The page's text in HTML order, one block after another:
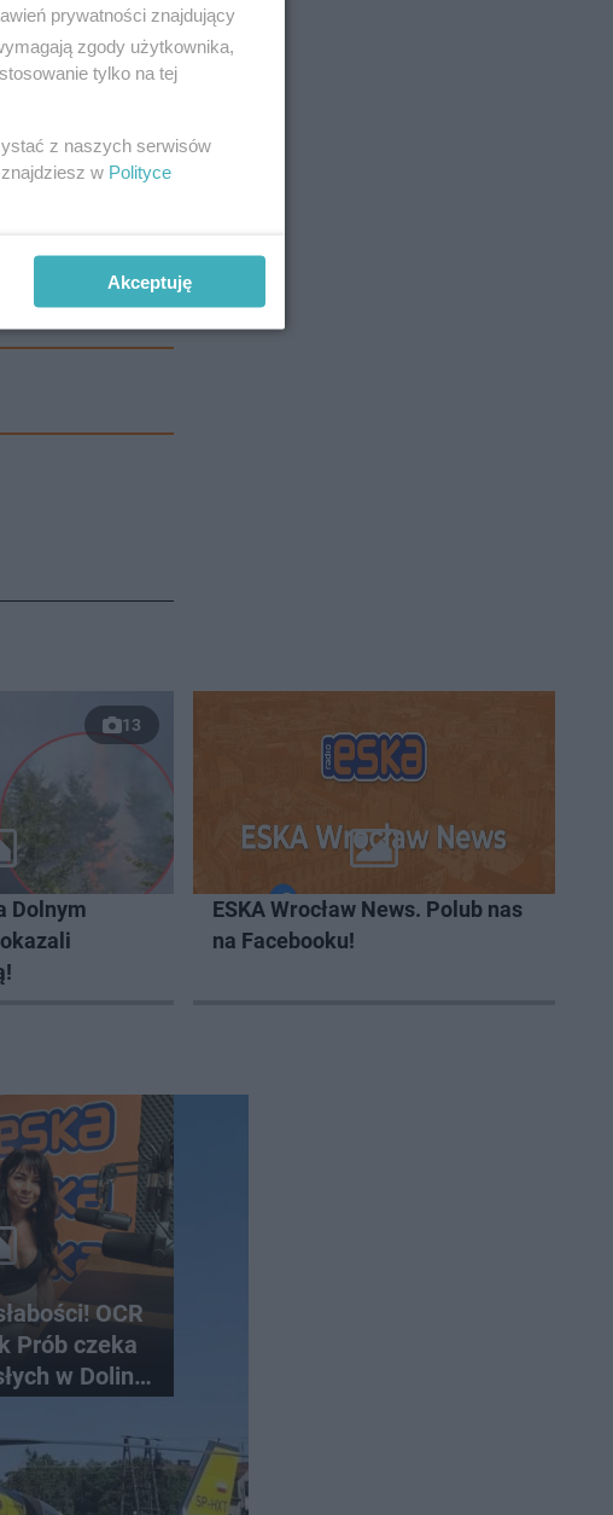
13
Dolnym
ESKA Wrocław News. Polub nas
na Facebooku!
OCR
Prób czeka
w Dolinie
prywatności znajdujący
zgody użytkownika,
tylko na tej
z naszych serwisów
w Polityce
Akceptuję